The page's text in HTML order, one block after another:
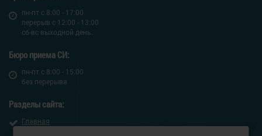
пн-пт c 8:00 - 17:00
перерыв с 12:00 - 13:00
сб-вс выходной день.
Бюро приема СИ:
пн-пт c 8:00 - 15:00
без перерыва
Разделы сайта:
Главная